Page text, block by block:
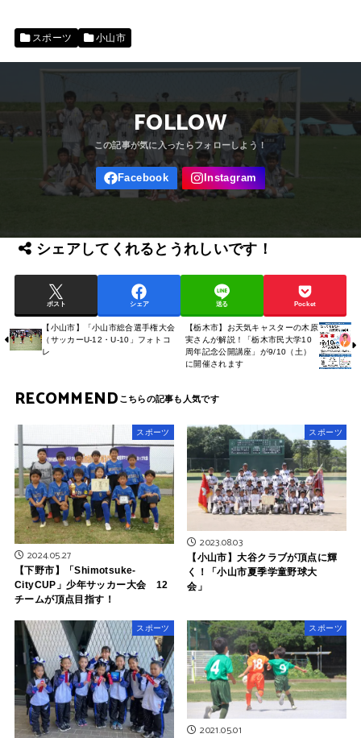
スポーツ 小山市
FOLLOW
シェアしてくれるとうれしいです！
ポスト シェア 送る Pocket
【小山市】「小山市総合選手権大会
（サッカーU-12・U-10」フォトコ
レ
【栃木市】お天気キャスターの木原
実さんが解説！「栃木市民大学10
周年記念公開講座」が9/10（土）
に開催されます
RECOMMEND
スポーツ
2024.05.27
【下野市】「Shimotsuke-
CityCUP」少年サッカー大会 12
チームが頂点目指す！
スポーツ
2023.08.03
【小山市】大谷クラブが頂点に輝
く！「小山市夏季学童野球大
会」
スポーツ スポーツ
2021.05.01